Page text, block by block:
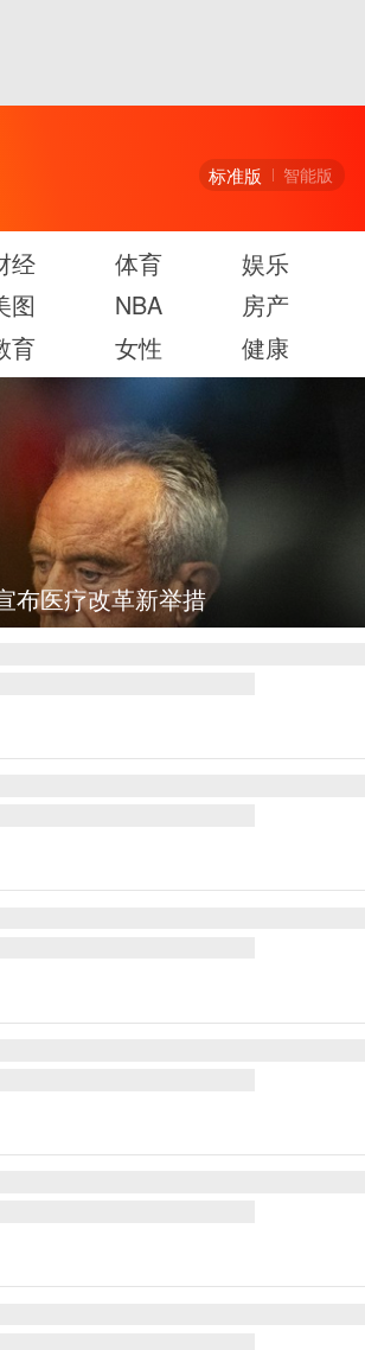
标准版 智能版
经 体育 娱乐
图
NBA 房产
育
女性 健康
：乡村风光如画